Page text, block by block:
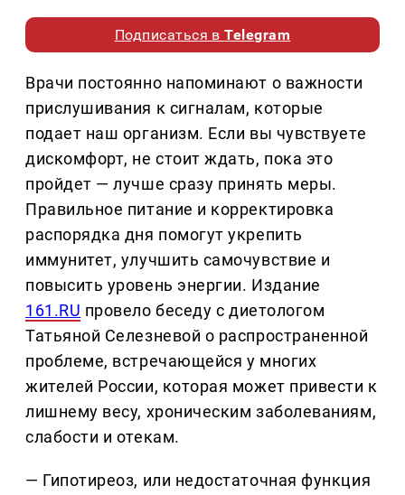
Подписаться вTelegram
Врачи постоянно напоминают о важности
прислушивания к сигналам, которые
подает наш организм. Если вы чувствуете
дискомфорт, не стоит ждать, пока это
пройдет — лучше сразу принять меры.
Правильное питание и корректировка
распорядка дня помогут укрепить
иммунитет, улучшить самочувствие и
повысить уровень энергии. Издание
161.RU провело беседу с диетологом
Татьяной Селезневой о распространенной
проблеме, встречающейся у многих
жителей России, которая может привести к
лишнему весу, хроническим заболеваниям,
слабости и отекам.
— Гипотиреоз, или недостаточная функция